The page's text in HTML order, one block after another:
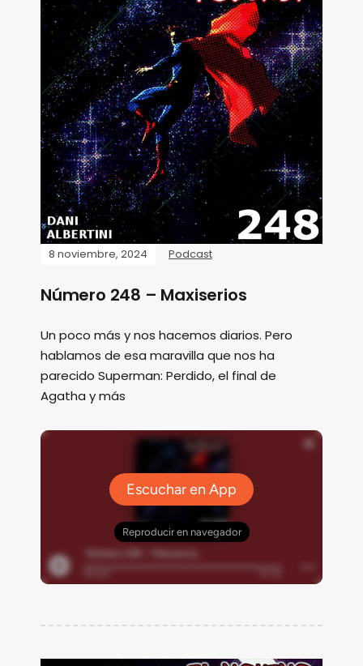
8 noviembre, 2024 Podcast
Número 248 – Maxiserios
Un poco más y nos hacemos diarios. Pero
hablamos de esa maravilla que nos ha
parecido Superman: Perdido, el final de
Agatha y más